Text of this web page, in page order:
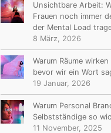
Unsichtbare Arbeit:
Frauen noch immer
der Mental Load
8 März, 2026
Warum Räume
bevor wir ein Wort
19 Januar, 2026
Warum Personal
Selbstständige so
11 November, 2025